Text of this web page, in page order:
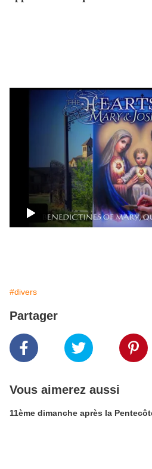
#divers
Partager
Vous aimerez aussi
11ème dimanche après la